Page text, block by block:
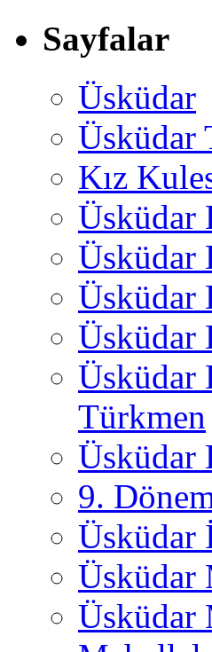
Sayfalar
Üsküdar
Üsküdar
Kız
Üsküdar
Üsküdar
Üsküdar
Üsküdar
Üsküdar
Türkmen
Üsküdar
9.
Üsküdar
Üsküdar
Üsküdar